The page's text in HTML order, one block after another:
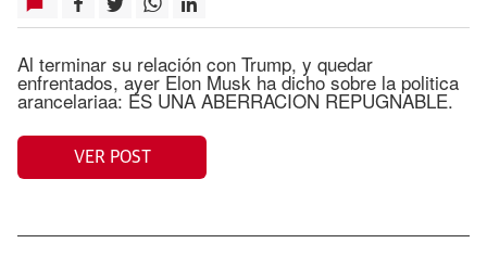
Al terminar su relación con Trump, y quedar
enfrentados, ayer Elon Musk ha dicho sobre la politica
arancelariaa: ES UNA ABERRACION REPUGNABLE.
VER POST